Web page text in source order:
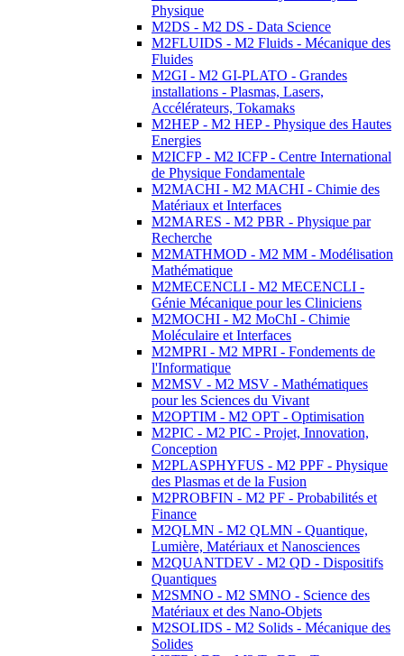
Physique
M2DS - M2 DS - Data Science
M2FLUIDS - M2 Fluids - Mécanique des
Fluides
M2GI - M2 GI-PLATO - Grandes
installations - Plasmas, Lasers,
Accélérateurs, Tokamaks
M2HEP - M2 HEP - Physique des Hautes
Energies
M2ICFP - M2 ICFP - Centre International
de Physique Fondamentale
M2MACHI - M2 MACHI - Chimie des
Matériaux et Interfaces
M2MARES - M2 PBR - Physique par
Recherche
M2MATHMOD - M2 MM - Modélisation
Mathématique
M2MECENCLI - M2 MECENCLI -
Génie Mécanique pour les Cliniciens
M2MOCHI - M2 MoChI - Chimie
Moléculaire et Interfaces
M2MPRI - M2 MPRI - Fondements de
l'Informatique
M2MSV - M2 MSV - Mathématiques
pour les Sciences du Vivant
M2OPTIM - M2 OPT - Optimisation
M2PIC - M2 PIC - Projet, Innovation,
Conception
M2PLASPHYFUS - M2 PPF - Physique
des Plasmas et de la Fusion
M2PROBFIN - M2 PF - Probabilités et
Finance
M2QLMN - M2 QLMN - Quantique,
Lumière, Matériaux et Nanosciences
M2QUANTDEV - M2 QD - Dispositifs
Quantiques
M2SMNO - M2 SMNO - Science des
Matériaux et des Nano-Objets
M2SOLIDS - M2 Solids - Mécanique des
Solides